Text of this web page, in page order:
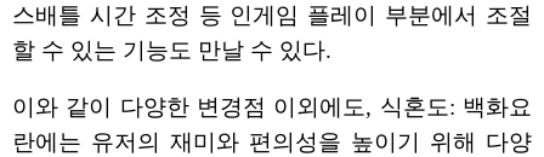
스배틀 시간 조정 등 인게임 플레이 부분에서 조절
할 수 있는 기능도 만날 수 있다.
이와 같이 다양한 변경점 이외에도, 식혼도: 백화요
란에는 유저의 재미와 편의성을 높이기 위해 다양